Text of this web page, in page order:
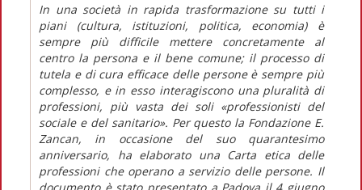
In una società in rapida trasformazione su tutti i
piani (cultura, istituzioni, politica, economia) è
sempre più difficile mettere concretamente al
centro la persona e il bene comune; il processo di
tutela e di cura efficace delle persone è sempre più
complesso, e in esso interagiscono una pluralità di
professioni, più vasta dei soli «professionisti del
sociale e del sanitario». Per questo la Fondazione E.
Zancan, in occasione del suo quarantesimo
anniversario, ha elaborato una Carta etica delle
professioni che operano a servizio delle persone. Il